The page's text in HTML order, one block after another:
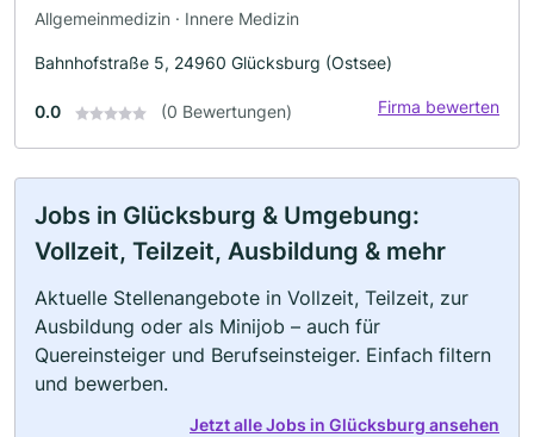
Allgemeinmedizin · Innere Medizin
Bahnhofstraße 5, 24960 Glücksburg (Ostsee)
0.0 (0 Bewertungen) Firma bewerten
Jobs in Glücksburg & Umgebung:
Vollzeit, Teilzeit, Ausbildung & mehr
Aktuelle Stellenangebote in Vollzeit, Teilzeit, zur
Ausbildung oder als Minijob – auch für
Quereinsteiger und Berufseinsteiger. Einfach filtern
und bewerben.
Jetzt alle Jobs in Glücksburg ansehen